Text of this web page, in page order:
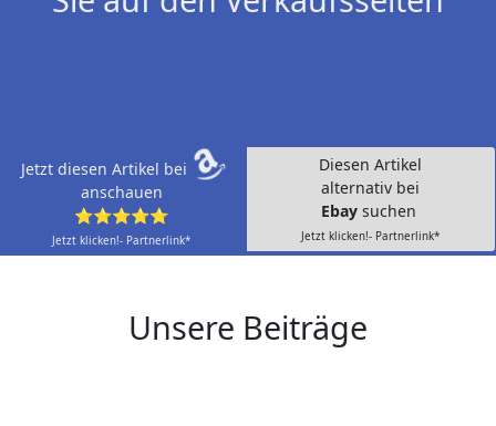
Jetzt diesen Artikel bei
anschauen
⭐⭐⭐⭐⭐
Jetzt klicken!- Partnerlink*
Diesen Artikel
alternativ bei
Ebay suchen
Jetzt klicken!- Partnerlink*
Unsere Beiträge